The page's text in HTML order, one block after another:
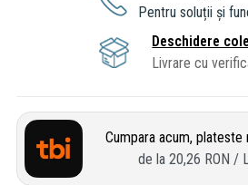
Pentru soluții și
Deschidere
Livrare cu
Cumpara acum, plateste
de la 20,26 RON /